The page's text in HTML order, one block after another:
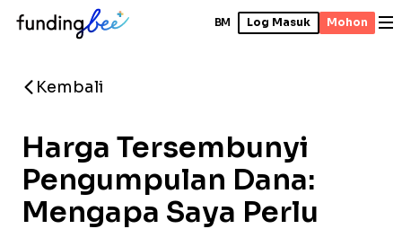
BM Log Masuk Mohon
Kembali
Harga Tersembunyi
Pengumpulan Dana:
Mengapa Saya Perlu